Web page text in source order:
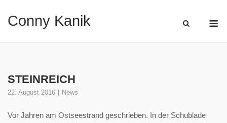
Conny Kanik
STEINREICH
22. August 2016 News
Vor Jahren am Ostseestrand geschrieben. In der Schublade